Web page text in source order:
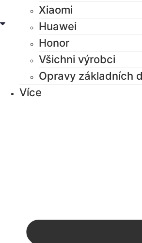
Xiaomi
Huawei
Honor
Všichni výrobci
Opravy základních
Více